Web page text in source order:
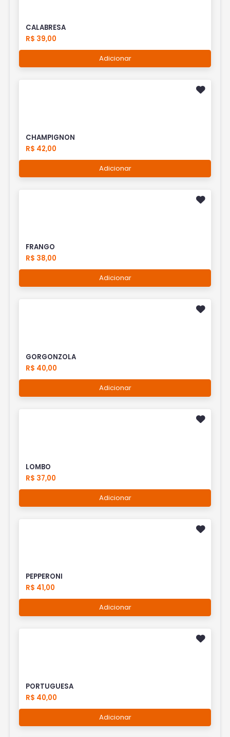
CALABRESA
R$ 39,00
Adicionar
CHAMPIGNON
R$ 42,00
Adicionar
FRANGO
R$ 38,00
Adicionar
GORGONZOLA
R$ 40,00
Adicionar
LOMBO
R$ 37,00
Adicionar
PEPPERONI
R$ 41,00
Adicionar
PORTUGUESA
R$ 40,00
Adicionar